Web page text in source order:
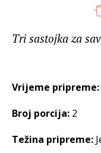
Tri sastojka za
Vrijeme pripreme:
Broj porcija: 2
Težina pripreme: